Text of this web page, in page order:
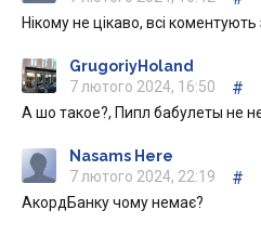
Нікому не цікаво, всі
GrugoriyHoland
7 лютого 2024, 16:50
#
А шо такое?, Пипл бабулеты не
Nasams Here
7 лютого 2024, 22:19
#
АкордБанку чому немає?